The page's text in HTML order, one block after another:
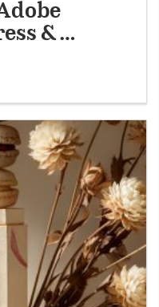
& …